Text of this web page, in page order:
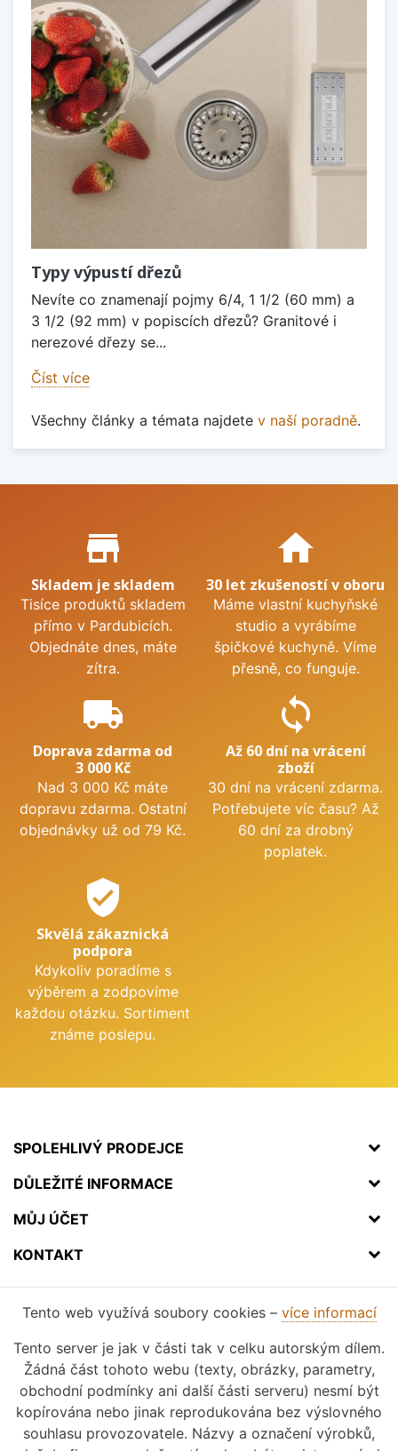
Typy výpustí dřezů
Nevíte co znamenají pojmy 6/4, 1 1/2 (60 mm) a
3 1/2 (92 mm) v popiscích dřezů? Granitové i
nerezové dřezy se...
Číst více
Všechny články a témata najdete v naší poradně.
Proč nakupovat u nás?
store_mall_directory
Skladem je skladem
Tisíce produktů skladem
přímo v Pardubicích.
Objednáte dnes, máte
zítra.
home
30 let zkušeností v oboru
Máme vlastní kuchyňské
studio a vyrábíme
špičkové kuchyně. Víme
přesně, co funguje.
local_shipping
Doprava zdarma od
3 000 Kč
Nad 3 000 Kč máte
dopravu zdarma. Ostatní
objednávky už od 79 Kč.
sync
Až 60 dní na vrácení
zboží
30 dní na vrácení zdarma.
Potřebujete víc času? Až
60 dní za drobný
poplatek.
verified_user
Skvělá zákaznická
podpora
Kdykoliv poradíme s
výběrem a zodpovíme
každou otázku. Sortiment
známe poslepu.
SPOLEHLIVÝ PRODEJCE
DŮLEŽITÉ INFORMACE
MŮJ ÚČET
KONTAKT
Tento web využívá soubory cookies – více informací
Tento server je jak v části tak v celku autorským dílem.
Žádná část tohoto webu (texty, obrázky, parametry,
obchodní podmínky ani další části serveru) nesmí být
kopírována nebo jinak reprodukována bez výslovného
souhlasu provozovatele. Názvy a označení výrobků,